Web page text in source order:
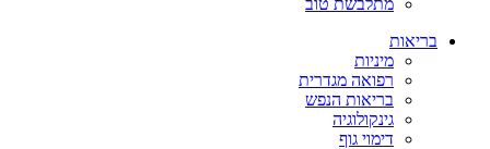
בריאות
מיניות
רפואה מגדרית
בריאות הנפש
גינקולוגיה
דימוי גוף